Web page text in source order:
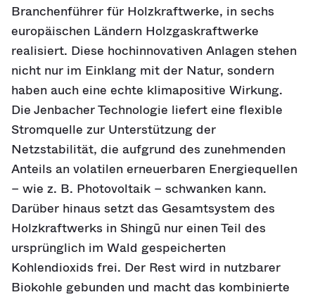
Branchenführer für Holzkraftwerke, in sechs
europäischen Ländern Holzgaskraftwerke
realisiert. Diese hochinnovativen Anlagen stehen
nicht nur im Einklang mit der Natur, sondern
haben auch eine echte klimapositive Wirkung.
Die Jenbacher Technologie liefert eine flexible
Stromquelle zur Unterstützung der
Netzstabilität, die aufgrund des zunehmenden
Anteils an volatilen erneuerbaren Energiequellen
– wie z. B. Photovoltaik – schwanken kann.
Darüber hinaus setzt das Gesamtsystem des
Holzkraftwerks in Shingū nur einen Teil des
ursprünglich im Wald gespeicherten
Kohlendioxids frei. Der Rest wird in nutzbarer
Biokohle gebunden und macht das kombinierte